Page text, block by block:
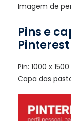
Imagem de
Pins e
Pinterest
Pin: 1000 x
Capa das